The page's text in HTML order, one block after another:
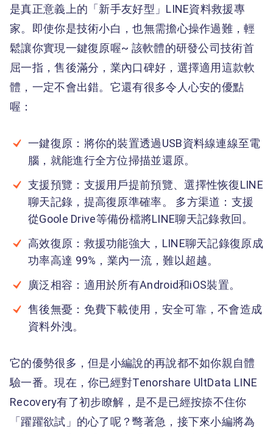
是真正意義上的「新手友好型」LINE資料救援專
家。即使你是技術小白，也無需擔心操作過難，輕
鬆讓你實現一鍵復原喔~ 該軟體的研發公司技術首
屈一指，售後滿分，業內口碑好，選擇適用這款軟
體，一定不會出錯。它還有很多令人心安的優點
喔：
一鍵復原：將你的裝置透過USB資料線連線至電
腦，就能進行全方位掃描並還原。
支援預覽：支援用戶提前預覽、選擇性恢復LINE
聊天記錄，提高復原準確率。 多方渠道：支援
從Goole Drive等備份檔將LINE聊天記錄救回。
高效復原：救援功能強大，LINE聊天記錄復原成
功率高達 99%，業內一流，難以超越。
廣泛相容：適用於所有Android和iOS裝置。
售後無憂：免費下載使用，安全可靠，不會造成
資料外洩。
它的優勢很多，但是小編說的再說都不如你親自體
驗一番。現在，你已經對Tenorshare UltData LINE
Recovery有了初步瞭解，是不是已經按捺不住你
「躍躍欲試」的心了呢？彆著急，接下來小編將為